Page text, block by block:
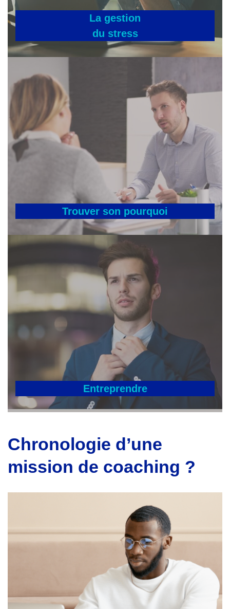
La gestion
du stress
Trouver son pourquoi
Entreprendre
Chronologie d’une
mission de coaching ?